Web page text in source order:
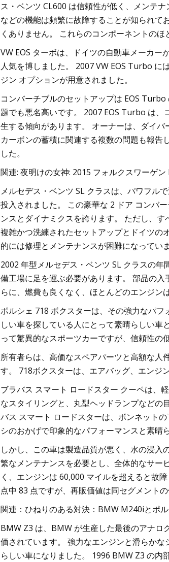
ス・ベンツ CL600 は信頼性が低く、メンテ
などの機能は頻繁に故障することが知られて
くありません。 これらのコンポーネントのほ
VW EOS ターボは、ドイツの自動車メーカ
人気を博しました。 2007 VW EOS Turbo に
ジン オプションが用意されました。
コンバーチブルのセットアップは EOS
題でも悪名高いです。 2007 EOS Turbo は
生する傾向があります。 オーナーは、ダイ
カーボンの蓄積に関連する複数の問題も報告
した。
関連: 夜明けの女神: 2015 フォルクスワーゲン
メルセデス・ベンツ SL クラスは、パワフル
投入されました。 この豪華な 2 ドア コンバ
ンスとダイナミクスを誇ります。 ただし、
複雑かつ洗練されたセットアップとドイツの
的には修理とメンテナンスが困難になっていま
2002 年型メルセデス・ベンツ SL クラスの
備工場に足を運ぶ必要があります。 部品の
らに、燃費も良くなく、ほとんどのエンジン
ポルシェ 718 ボクスターは、その強力なパ
しい車を探している人にとって素晴らしい車
って驚異的なスポーツカーですが、信頼性の
所有者らは、高価なスペアパーツと高額な人
す。 718ボクスターは、エアバッグ、エンジ
ブラバス スマート ロードスター クーペは、
なスタイリングと、丸型ヘッドランプなどの
バス スマート ロードスターは、ボンネット
シのおかげで印象的なパフォーマンスと素晴
しかし、この車は製造品質が悪く、水の浸
繁なメンテナンスを必要とし、全体的なサー
く、エンジンは 60,000 マイルを超えると故
点中 83 点ですが、再販価値は同セグメント
関連：ひねりのある対決：BMW M240iとポ
BMW Z3 は、BMW が生産した最後のアナロ
価されています。 強力なエンジンと滑らか
らしい車になりました。 1996 BMW Z3 の内